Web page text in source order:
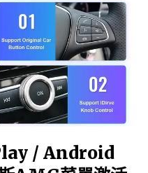
/ Android